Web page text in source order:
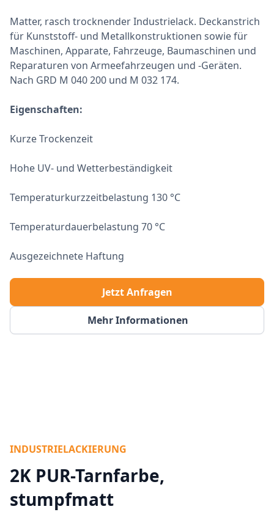
Matter, rasch trocknender Industrielack. Deckanstrich
für Kunststoff- und Metallkonstruktionen sowie für
Maschinen, Apparate, Fahrzeuge, Baumaschinen und
Reparaturen von Armeefahrzeugen und -Geräten.
Nach GRD M 040 200 und M 032 174.
Eigenschaften:
Kurze Trockenzeit
Hohe UV- und Wetterbeständigkeit
Temperaturkurzzeitbelastung 130 °C
Temperaturdauerbelastung 70 °C
Ausgezeichnete Haftung
Mehr Informationen
Jetzt Anfragen
INDUSTRIELACKIERUNG
2K PUR-Tarnfarbe,
stumpfmatt